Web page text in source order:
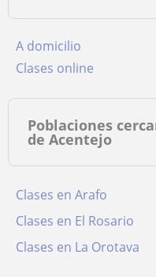
a domicilio
clases online
Poblaciones
de Acentejo
Clases en Arafo
Clases en El Rosario
Clases en La Orotava